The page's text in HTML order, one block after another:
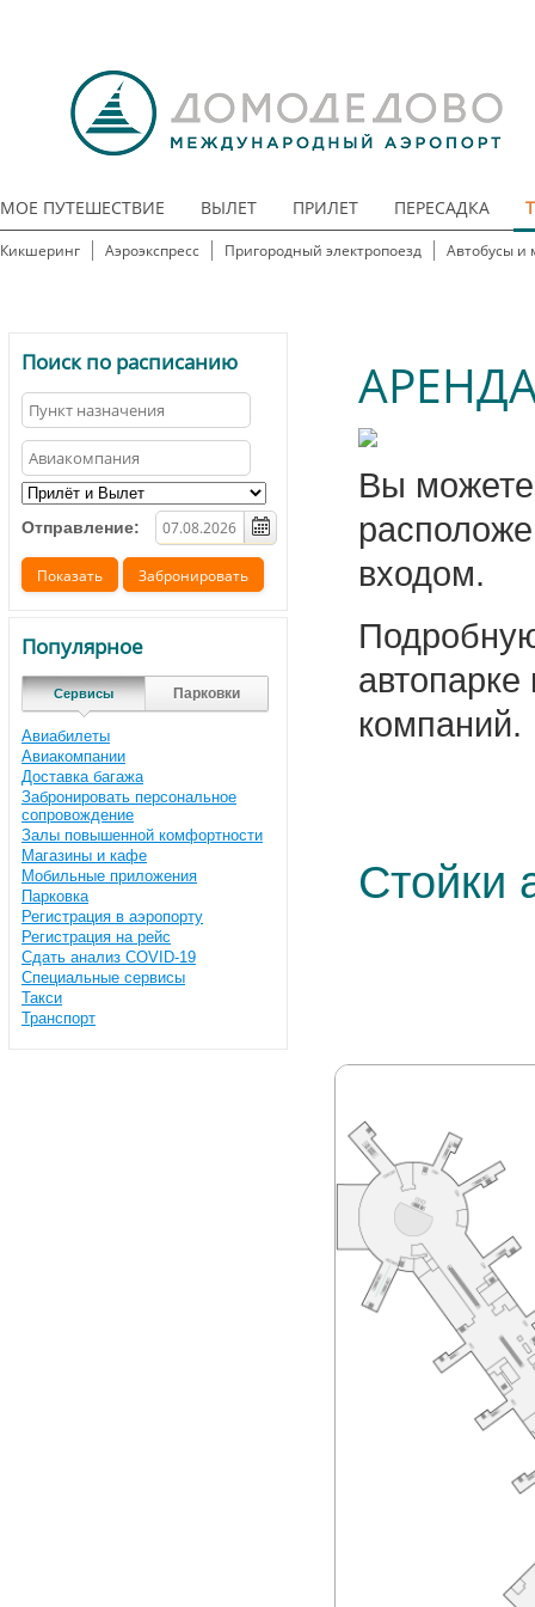
МОЕ ПУТЕШЕСТВИЕ ВЫЛЕТ ПРИЛЕТ ПЕРЕСАДКА
Кикшеринг Аэроэкспресс Пригородный электропоезд Автобусы и
Поиск по расписанию
Отправление:
Популярное
Сервисы Парковки
Авиабилеты
Авиакомпании
Доставка багажа
Забронировать персональное
сопровождение
Залы повышенной комфортности
Магазины и кафе
Мобильные приложения
Парковка
Регистрация в аэропорту
Регистрация на рейс
Сдать анализ COVID-19
Специальные сервисы
Такси
Транспорт
Вы можете
входом.
компаний.
Стойки